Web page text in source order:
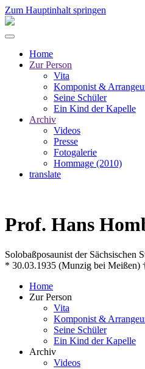
Zum Hauptinhalt springen
Home
Zur Person
Vita
Komponist &
Seine Schüler
Ein Kind der Kapelle
Archiv
Videos
Presse
Fotogalerie
Hommage (2010)
translate
Prof. Hans
Solobaßposaunist der Sächsischen
* 30.03.1935 (Munzig bei Meißen)
Home
Zur Person
Vita
Komponist &
Seine Schüler
Ein Kind der Kapelle
Archiv
Videos